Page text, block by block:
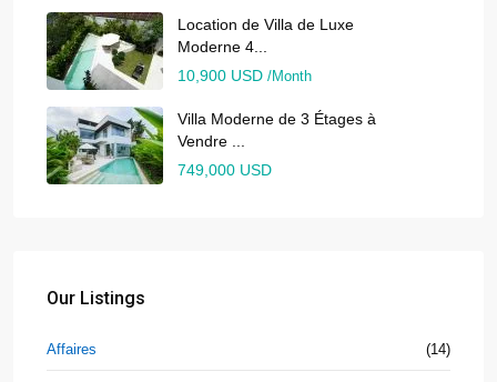
Location de Villa de Luxe
Moderne 4...
10,900 USD /Month
Villa Moderne de 3 Étages à
Vendre ...
749,000 USD
Our Listings
Affaires (14)